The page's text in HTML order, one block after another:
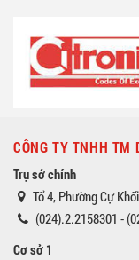
CÔNG TY TNHH TM
Trụ sở chính
Tổ 4, Phường Cự
(024).2.2158301 -
Cơ sở 1